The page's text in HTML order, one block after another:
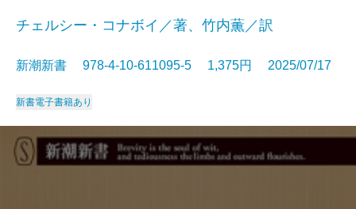
チェルシー・コナボイ／著、竹内薫／訳
新潮新書 978-4-10-611095-5 1,375円 2025/07/17
新書電子書籍あり